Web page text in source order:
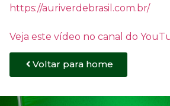
https://auriverdebrasil.com.br/
Veja este vídeo no canal do
Voltar para home